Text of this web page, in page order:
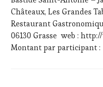
MÉDIAS,
PRESSE
ÉCRITE,
RADIO,
TV,
Châteaux, Les Grandes
Restaurant
06130 Grasse web :
Montant par participant